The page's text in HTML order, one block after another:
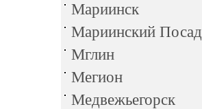
Мариинск
Мариинский Посад
Мглин
Мегион
Медвежьегорск